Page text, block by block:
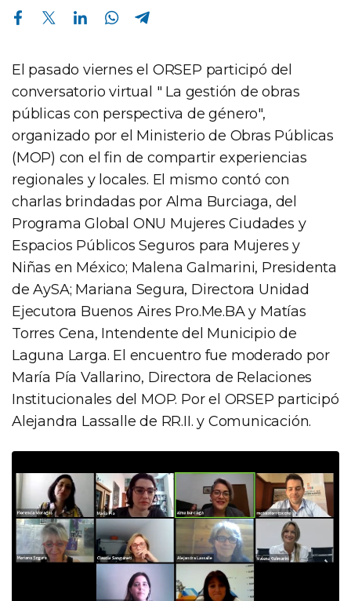
Compartir en Facebook Compartir en Twitter Compartir en Linkedin Compartir en Whatsapp
El pasado viernes el ORSEP participó del
conversatorio virtual " La gestión de obras
públicas con perspectiva de género",
organizado por el Ministerio de Obras Públicas
(MOP) con el fin de compartir experiencias
regionales y locales. El mismo contó con
charlas brindadas por Alma Burciaga, del
Programa Global ONU Mujeres Ciudades y
Espacios Públicos Seguros para Mujeres y
Niñas en México; Malena Galmarini, Presidenta
de AySA; Mariana Segura, Directora Unidad
Ejecutora Buenos Aires Pro.Me.BA y Matías
Torres Cena, Intendente del Municipio de
Laguna Larga. El encuentro fue moderado por
María Pía Vallarino, Directora de Relaciones
Institucionales del MOP. Por el ORSEP participó
Alejandra Lassalle de RR.II. y Comunicación.